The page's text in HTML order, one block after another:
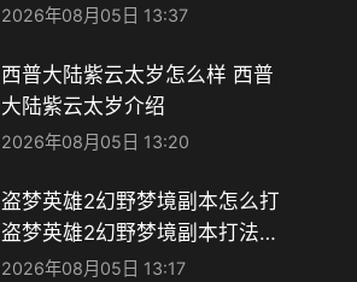
2026年08月05日 13:37
西普大陆紫云太岁怎么样 西普
大陆紫云太岁介绍
2026年08月05日 13:20
盗梦英雄2幻野梦境副本怎么打
盗梦英雄2幻野梦境副本打法详
解
2026年08月05日 13:17